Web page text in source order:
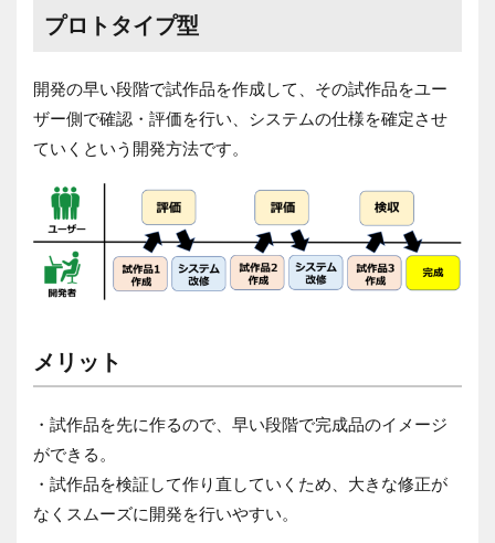
プロトタイプ型
開発の早い段階で試作品を作成して、その試作品をユー
ザー側で確認・評価を行い、システムの仕様を確定させ
ていくという開発方法です。
メリット
・試作品を先に作るので、早い段階で完成品のイメージ
ができる。
・試作品を検証して作り直していくため、大きな修正が
なくスムーズに開発を行いやすい。